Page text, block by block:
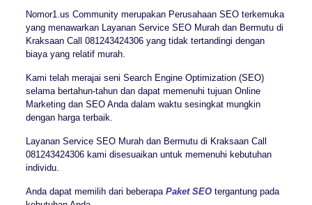
Nomor1.us Community merupakan Perusahaan SEO terkemuka
yang menawarkan Layanan Service SEO Murah dan Bermutu di
Kraksaan Call 081243424306 yang tidak tertandingi dengan
biaya yang relatif murah.
Kami telah merajai seni Search Engine Optimization (SEO)
selama bertahun-tahun dan dapat memenuhi tujuan Online
Marketing dan SEO Anda dalam waktu sesingkat mungkin
dengan harga terbaik.
Layanan Service SEO Murah dan Bermutu di Kraksaan Call
081243424306 kami disesuaikan untuk memenuhi kebutuhan
individu.
Anda dapat memilih dari beberapa Paket SEOtergantung pada